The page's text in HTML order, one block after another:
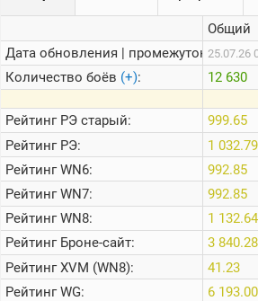
Информация
Онлайн
Цветовая
шкала
Теlegram
ВК
Портал
Мира
Танков
Дата обновления | промежуток:
Количество боёв (+):
РейтингРЭ старый:
РейтингРЭ:
РейтингWN6:
РейтингWN7:
РейтингWN8:
РейтингБроне-сайт:
РейтингXVM (WN8):
РейтингWG:
Общий
25.07.26
12 630
999.65
1 032.79
992.85
992.85
1 132.64
3 840.28
41.23
6 193.00